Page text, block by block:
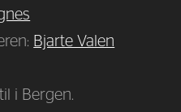
Bjarte Valen
i Bergen.